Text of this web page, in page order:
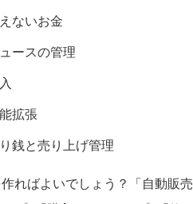
ないお金
ースの管理
拡張
銭と売り上げ管理
ればよいでしょう？「自動販